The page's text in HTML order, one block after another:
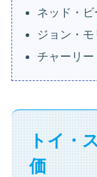
ネッド・ビ
ジョン・モ
チャーリー
トイ・
価